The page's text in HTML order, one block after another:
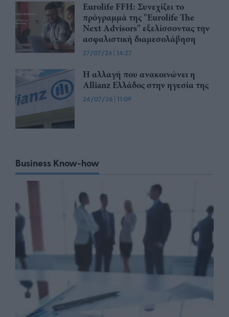
Eurolife FFH: Συνεχίζει το
πρόγραμμά της "Eurolife The
Next Advisors" εξελίσσοντας την
ασφαλιστική διαμεσολάβηση
27/07/26 | 14:27
Η αλλαγή που ανακοινώνει η
Allianz Ελλάδος στην ηγεσία της
24/07/26 | 11:09
Business Know-how